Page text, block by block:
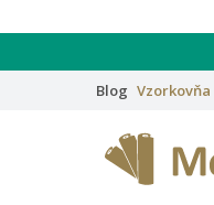
Blog Vzorkovňa